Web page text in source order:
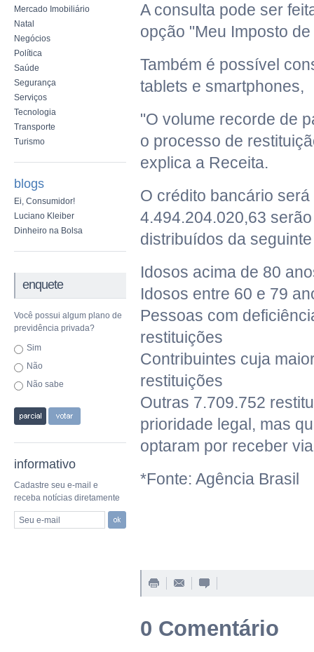
Mercado Imobiliário
Natal
Negócios
Política
Saúde
Segurança
Serviços
Tecnologia
Transporte
Turismo
blogs
Ei, Consumidor!
Luciano Kleiber
Dinheiro na Bolsa
enquete
Você possui algum plano de
previdência privada?
Sim
Não
Não sabe
informativo
Cadastre seu e-mail e
receba notícias diretamente
Seu e-mail
A consulta pode ser
opção "Meu Imposto
Também é possível
tablets e smartphones,
"O volume recorde de
o processo de
explica a Receita.
O crédito bancário
4.494.204.020,63
distribuídos da
Idosos acima de 80
Idosos entre 60 e 79
Pessoas com
restituições
Contribuintes cuja
restituições
Outras 7.709.752
prioridade legal, mas
optaram por receber
*Fonte: Agência Brasil
0 Comentário